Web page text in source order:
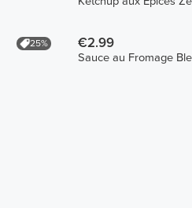
25% €2.99
Sauce au Fromage